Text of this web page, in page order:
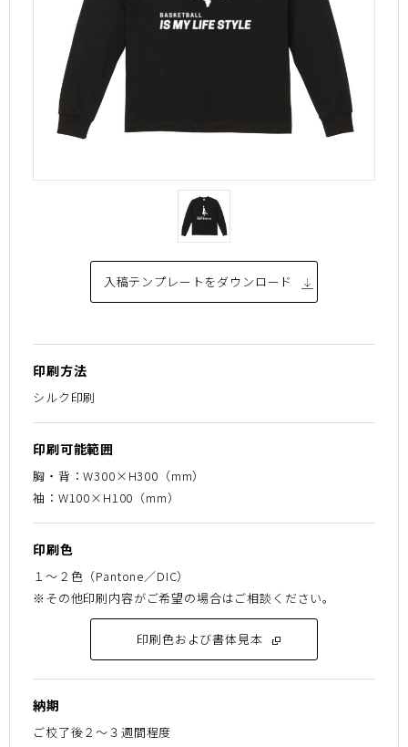
入稿テンプレートをダウンロード
印刷方法
シルク印刷
印刷可能範囲
胸・背：W300×H300（mm）
袖：W100×H100（mm）
印刷色
１〜２色（Pantone／DIC）
※その他印刷内容がご希望の場合はご相談ください。
印刷色および書体見本
納期
ご校了後２〜３週間程度